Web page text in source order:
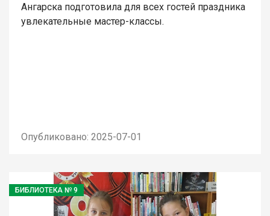
Ангарска подготовила для всех гостей праздника
увлекательные мастер-классы.
Опубликовано: 2025-07-01
БИБЛИОТЕКА № 9